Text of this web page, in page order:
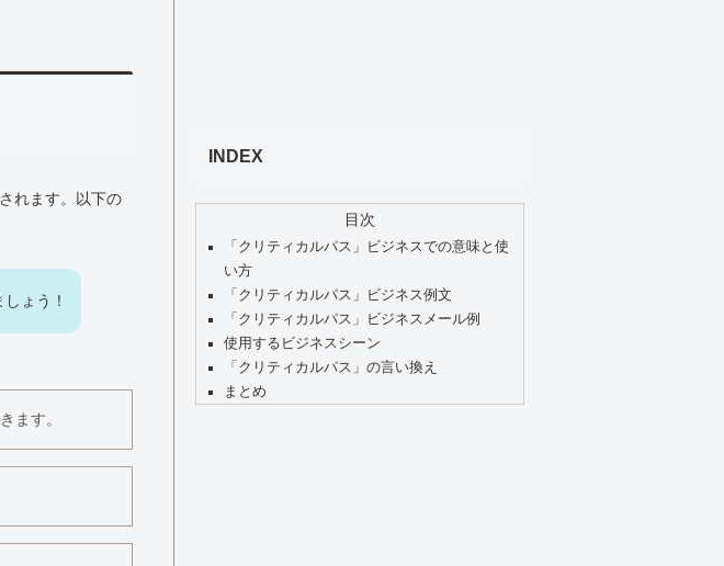
れます。以下の
ょう！
ます。
INDEX
目次
「クリティカルパス」ビジネスでの意味と使
い方
「クリティカルパス」ビジネス例文
「クリティカルパス」ビジネスメール例
使用するビジネスシーン
「クリティカルパス」の言い換え
まとめ